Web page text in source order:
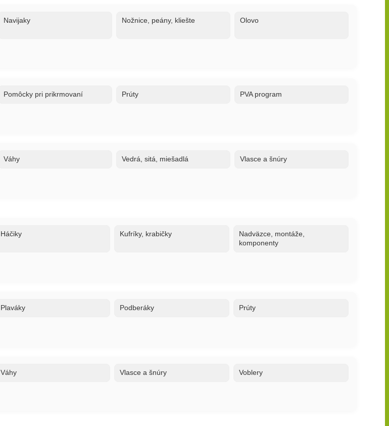
Navijaky Nožnice, peány, kliešte Olovo
Pomôcky pri prikrmovaní Prúty PVA program
Váhy Vedrá, sitá, miešadlá Vlasce a šnúry
Háčiky Kufríky, krabičky
Nadväzce, montáže,
komponenty
Plaváky Podberáky Prúty
Váhy Vlasce a šnúry Voblery